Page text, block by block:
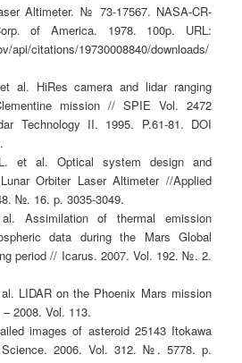
Altimeter. № 73-17567. NASA-CR-
of America. 1978. 100p. URL:
api/citations/19730008840/downloads/
al. HiRes camera and lidar ranging
mission // SPIE Vol. 2472
Technology II. 1995. P.61-81. DOI
L. et al. Optical system design and
Orbiter Laser Altimeter //Applied
№. 16. p. 3035-3049.
Assimilation of thermal emission
data during the Mars Global
period // Icarus. 2007. Vol. 192. №. 2.
LIDAR on the Phoenix Mars mission
2008. Vol. 113.
images of asteroid 25143 Itokawa
2006. Vol. 312. №. 5778. p.